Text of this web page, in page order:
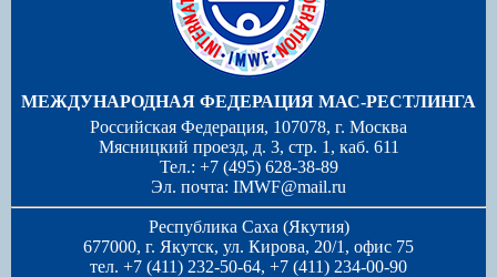
МЕЖДУНАРОДНАЯ ФЕДЕРАЦИЯ МАС-РЕСТЛИНГА
Российская Федерация, 107078, г. Москва
Мясницкий проезд, д. 3, стр. 1, каб. 611
Тел.: +7 (495) 628-38-89
Эл. почта: IMWF@mail.ru
Республика Саха (Якутия)
677000, г. Якутск, ул. Кирова, 20/1, офис 75
тел. +7 (411) 232-50-64, +7 (411) 234-00-90